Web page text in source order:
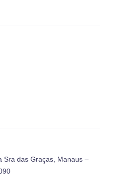
Sra das Graças, Manaus –